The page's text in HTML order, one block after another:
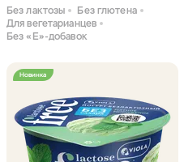
Без лактозы
Без глютена
Для вегетарианцев
Без «Е»-добавок
Новинка